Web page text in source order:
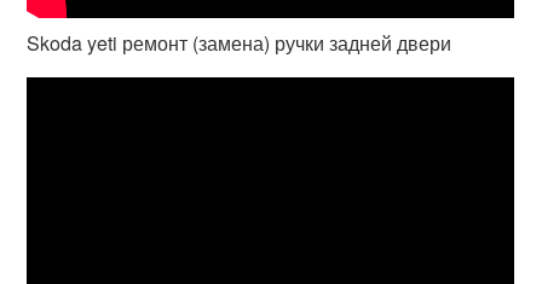
Skoda yeti ремонт (замена) ручки задней двери